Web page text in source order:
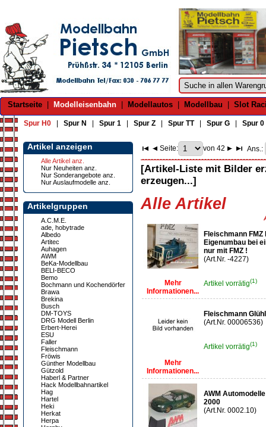
Startseite Modelleisenbahn Modellautos Modellbau Slot
Spur H0 Spur N Spur 1 Spur Z Spur TT| Spur G Spur 0
Artikel anzeigen
Alle Artikel anz.
Nur Neuheiten anz.
Nur Sonderangebote anz.
Nur Auslaufmodelle anz.
Artikelgruppen
A.C.M.E.
ade, hobytrade
Albedo
Artitec
Auhagen
AWM
BeKa-Modellbau
BELI-BECO
Bemo
Bochmann und Kochendörfer
Brawa
Brekina
Busch
DM-TOYS
DRG Modell Berlin
Erbert-Herei
ESU
Faller
Fleischmann
Fröwis
Günther Modellbau
Gützold
Haberl & Partner
Hack Modellbahnartikel
Hag
Hartel
Heki
Herkat
Herpa
Seite: von 42 Ans.:
[Artikel-Liste mit Bilder
erzeugen...]
Alle Artikel
Mehr
Informationen...
Fleischmann
Eigenumbau bei
nur mit FMZ !
(Art.Nr. -4227)
Artikel vorrätig(1)
Mehr
Informationen...
Fleischmann
(Art.Nr. 00006536)
Artikel vorrätig(1)
AWM
2000
(Art.Nr. 0002.10)